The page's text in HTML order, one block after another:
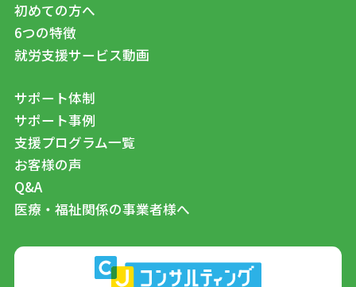
初めての方へ
6つの特徴
就労支援サービス動画
サポート体制
サポート事例
支援プログラム一覧
お客様の声
Q&A
医療・福祉関係の事業者様へ